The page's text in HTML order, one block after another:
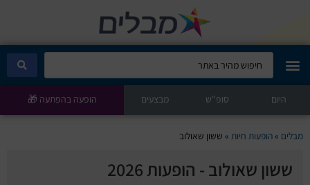
מבלים קלאב
הופעות היום
סטנדאפ
היום סופ"ש מבצעים הופעה בהפתעה 🎁
מבלים »הופעות חיות » ששון שאולוב
ששון שאולוב - הופעות 2026